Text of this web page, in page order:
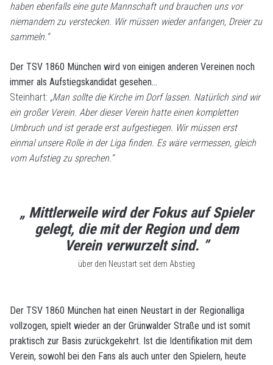
haben ebenfalls eine gute Mannschaft und brauchen uns vor
niemandem zu verstecken. Wir müssen wieder anfangen, Dreier zu
sammeln.“
Der TSV 1860 München wird von einigen anderen Vereinen noch
immer als Aufstiegskandidat gesehen…
Steinhart: „Man sollte die Kirche im Dorf lassen. Natürlich sind wir
ein großer Verein. Aber dieser Verein hatte einen kompletten
Umbruch und ist gerade erst aufgestiegen. Wir müssen erst
einmal unsere Rolle in der Liga finden. Es wäre vermessen, gleich
vom Aufstieg zu sprechen.“
„ Mittlerweile wird der Fokus auf Spieler
gelegt, die mit der Region und dem
Verein verwurzelt sind. ”
über den Neustart seit dem Abstieg
Der TSV 1860 München hat einen Neustart in der Regionalliga
vollzogen, spielt wieder an der Grünwalder Straße und ist somit
praktisch zur Basis zurückgekehrt. Ist die Identifikation mit dem
Verein, sowohl bei den Fans als auch unter den Spielern, heute